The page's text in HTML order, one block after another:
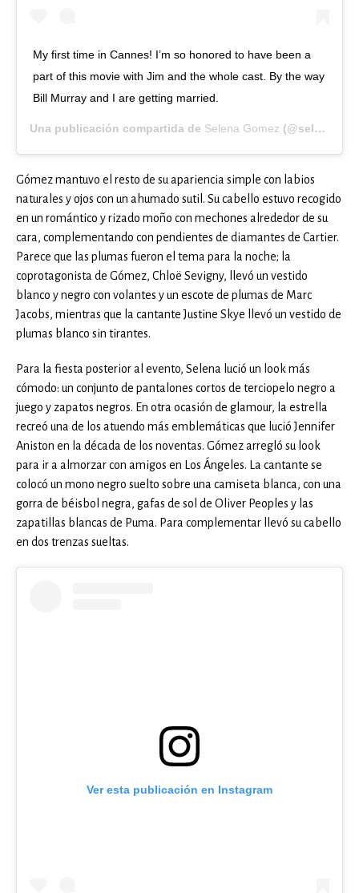
My first time in Cannes! I’m so honored to have been a
part of this movie with Jim and the whole cast. By the way
Bill Murray and I are getting married.
Una publicación compartida de Selena Gomez (@selenagomez) el
Gómez mantuvo el resto de su apariencia simple con labios
naturales y ojos con un ahumado sutil. Su cabello estuvo recogido
en un romántico y rizado moño con mechones alrededor de su
cara, complementando con pendientes de diamantes de Cartier.
Parece que las plumas fueron el tema para la noche; la
coprotagonista de Gómez, Chloë Sevigny, llevó un vestido
blanco y negro con volantes y un escote de plumas de Marc
Jacobs, mientras que la cantante Justine Skye llevó un vestido de
plumas blanco sin tirantes.
Para la fiesta posterior al evento, Selena lució un look más
cómodo: un conjunto de pantalones cortos de terciopelo negro a
juego y zapatos negros. En otra ocasión de glamour, la estrella
recreó una de los atuendo más emblemáticas que lució Jennifer
Aniston en la década de los noventas. Gómez arregló su look
para ir a almorzar con amigos en Los Ángeles. La cantante se
colocó un mono negro suelto sobre una camiseta blanca, con una
gorra de béisbol negra, gafas de sol de Oliver Peoples y las
zapatillas blancas de Puma. Para complementar llevó su cabello
en dos trenzas sueltas.
Ver esta publicación en Instagram